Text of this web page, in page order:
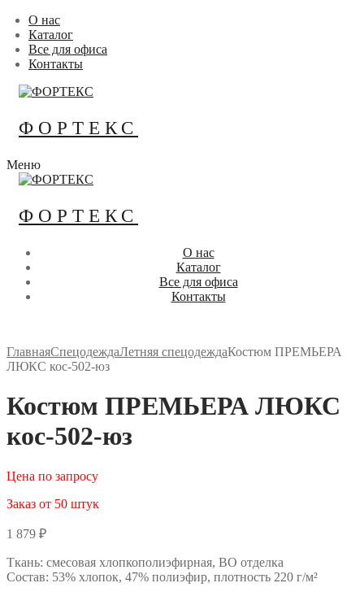
Перейти
содержимому
Меню
Закрыть
О нас
Каталог
Все для офиса
Контакты
ФОРТЕКС
Меню
ФОРТЕКС
О нас
Каталог
Все для офиса
Контакты
ГлавнаяСпецодеждаЛетняя спецодеждаКостюм ПРЕМЬЕРА
ЛЮКС кос-502-юз
Костюм ПРЕМЬЕРА ЛЮКС
кос-502-юз
Цена по запросу
Заказ от 50 штук
1 879 ₽
Ткань: смесовая хлопкополиэфирная, ВО отделка
Состав: 53% хлопок, 47% полиэфир, плотность 220 г/м²